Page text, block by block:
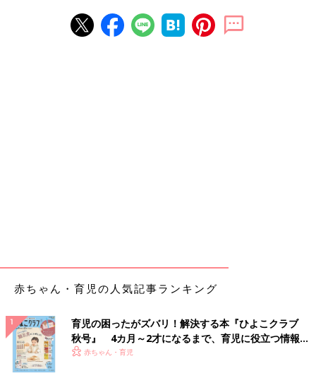
運動発達や言葉は緩やかですが、長い目で見守って
ることを心がけています。
ハイハイやつかまり立ちで差がでることも
赤ちゃん・育児の人気記事ランキング
育児の困ったがズバリ！解決する本『ひよこクラブ
秋号』 4カ月～2才になるまで、育児に役立つ情報が
いっぱい！
赤ちゃん・育児